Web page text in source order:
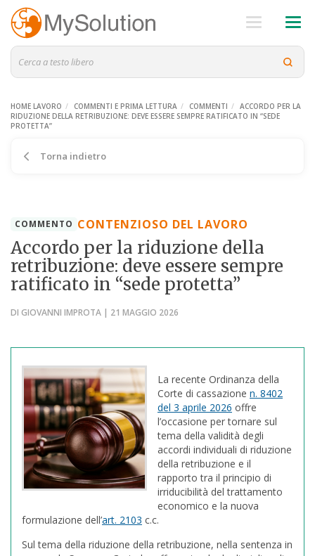
HOME LAVORO COMMENTI E PRIMA LETTURA COMMENTI
ACCORDO PER LA
RIDUZIONE DELLA RETRIBUZIONE: DEVE ESSERE SEMPRE RATIFICATO IN “SEDE
PROTETTA”
Torna indietro
COMMENTO CONTENZIOSO DEL LAVORO
Accordo per la riduzione della
retribuzione: deve essere sempre
ratificato in “sede protetta”
DI GIOVANNI IMPROTA | 21 MAGGIO 2026
La recente Ordinanza della
Corte di cassazione n. 8402
del 3 aprile 2026 offre
l’occasione per tornare sul
tema della validità degli
accordi individuali di riduzione
della retribuzione e il
rapporto tra il principio di
irriducibilità del trattamento
economico e la nuova
formulazione dell’art. 2103 c.c.
Sul tema della riduzione della retribuzione, nella sentenza in